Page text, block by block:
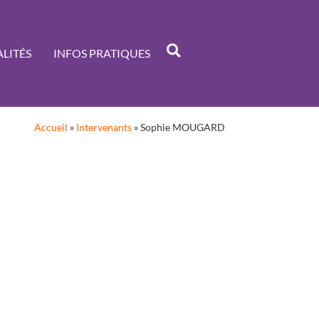
INFOS PRATIQUES
Accueil » Intervenants »Sophie MOUGARD